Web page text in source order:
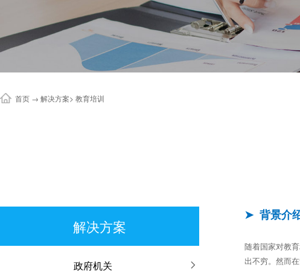
首页 → 解决方案> 教育培训
解决方案
政府机关 
➤ 背景介
随着国家对教
出不穷。然而